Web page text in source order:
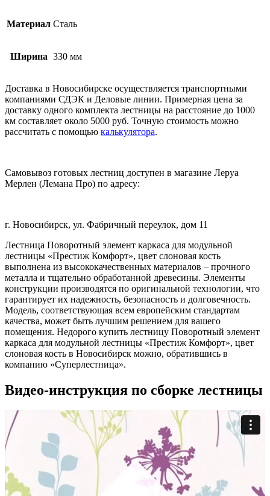
Материал Сталь
Ширина 330 мм
Доставка в Новосибирске осуществляется транспортными
компаниями СДЭК и Деловые линии. Примерная цена за
доставку одного комплекта лестницы на расстояние до 1000
км составляет около 5000 руб. Точную стоимость можно
рассчитать с помощью калькулятора.
Самовывоз готовых лестниц доступен в магазине Леруа
Мерлен (Лемана Про) по адресу:
г. Новосибирск, ул. Фабричный переулок, дом 11
Лестница Поворотный элемент каркаса для модульной
лестницы «Престиж Комфорт», цвет слоновая кость
выполнена из высококачественных материалов – прочного
металла и тщательно обработанной древесины. Элементы
конструкции производятся по оригинальной технологии, что
гарантирует их надежность, безопасность и долговечность.
Модель, соответствующая всем европейским стандартам
качества, может быть лучшим решением для вашего
помещения. Недорого купить лестницу Поворотный элемент
каркаса для модульной лестницы «Престиж Комфорт», цвет
слоновая кость в Новосибирск можно, обратившись в
компанию «Суперлестница».
Видео-инструкция по сборке лестницы